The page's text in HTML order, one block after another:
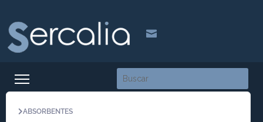

ABSORBENTES